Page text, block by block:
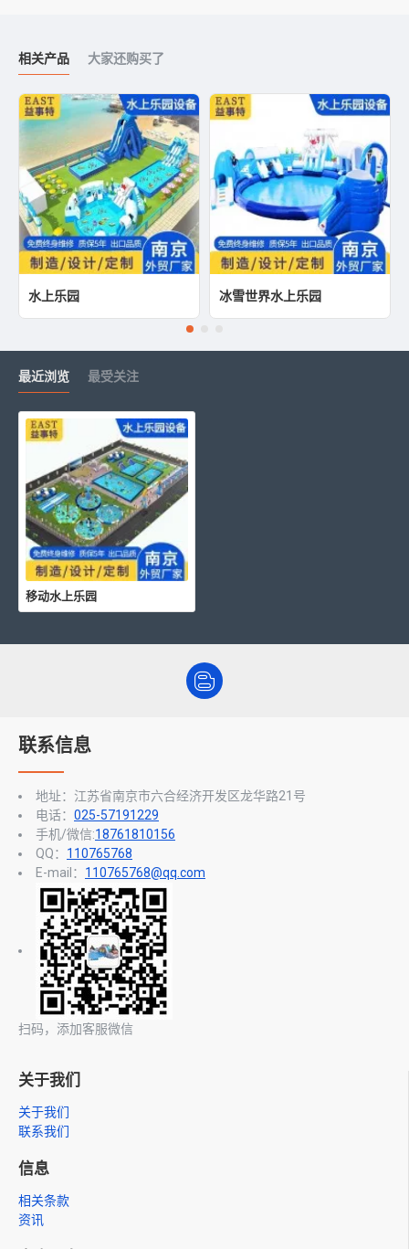
相关产品 大家还购买了
水上乐园 冰雪世界水上乐园
最近浏览 最受关注
移动水上乐园
联系信息
地址：江苏省南京市六合经济开发区龙华路21号
电话： 025-57191229
手机/微信:18761810156
QQ： 110765768
E-mail： 110765768@qq.com
扫码，添加客服微信
关于我们
关于我们
联系我们
信息
相关条款
资讯